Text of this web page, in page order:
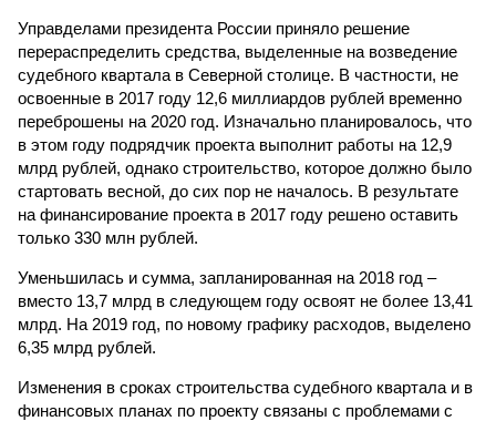
Управделами президента России приняло решение
перераспределить средства, выделенные на возведение
судебного квартала в Северной столице. В частности, не
освоенные в 2017 году 12,6 миллиардов рублей временно
переброшены на 2020 год. Изначально планировалось, что
в этом году подрядчик проекта выполнит работы на 12,9
млрд рублей, однако строительство, которое должно было
стартовать весной, до сих пор не началось. В результате
на финансирование проекта в 2017 году решено оставить
только 330 млн рублей.
Уменьшилась и сумма, запланированная на 2018 год –
вместо 13,7 млрд в следующем году освоят не более 13,41
млрд. На 2019 год, по новому графику расходов, выделено
6,35 млрд рублей.
Изменения в сроках строительства судебного квартала и в
финансовых планах по проекту связаны с проблемами с